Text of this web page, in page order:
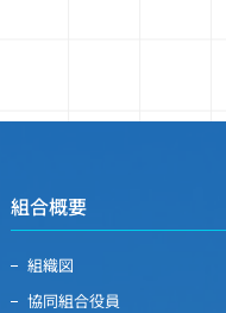
組合概要
組織図
協同組合役員